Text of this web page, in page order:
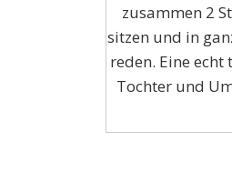
zusammen 2
sitzen und in
reden. Eine echt
Tochter und